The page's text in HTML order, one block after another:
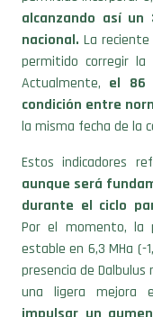
nacional.La reciente
permitido corregir la
Actualmente,el 86
condición entre
la misma fecha de la
Estos indicadores
aunque será
durante el ciclo
Por el momento, la
estable en 6,3 MHa (-
presencia de
una ligera mejora
impulsar un
tardío.